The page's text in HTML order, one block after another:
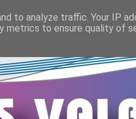
to analyze traffic. Your IP
metrics to ensure quality of